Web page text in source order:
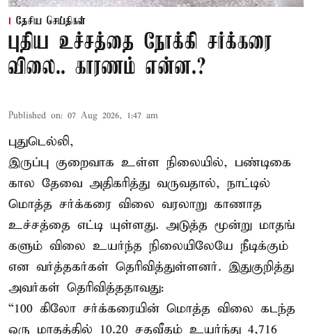
தேசிய செய்திகள்
புதிய உச்சத்தை நோக்கி சர்க்கரை
விலை.. காரணம் என்ன.?
Published on: 07 Aug 2026, 1:47 am
புதுடெல்லி,
இருப்பு குறைவாக உள்ள நிலையில், பண்டிகை
கால தேவை அதிகரித்து வருவதால், நாட்டில்
மொத்த சர்க்கரை விலை வரலாறு காணாத
உச்சத்தை எட்டி யுள்ளது. அடுத்த மூன்று மாதங்
களும் விலை உயர்ந்த நிலையிலேயே நீடிக்கும்
என வர்த்தகர்கள் தெரிவித்துள்ளனர். இதுகுறித்து
அவர்கள் தெரிவித்ததாவது:
“100 கிலோ சர்க்கரையின் மொத்த விலை கடந்த
ஒரு மாதத்தில் 10.20 சதவீதம் உயர்ந்து 4,716